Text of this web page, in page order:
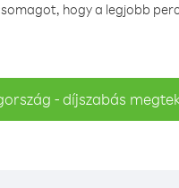
hogy a legjobb
- díjszabás